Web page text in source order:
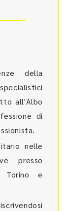
della
all'Albo
di
nelle
presso
Torino e